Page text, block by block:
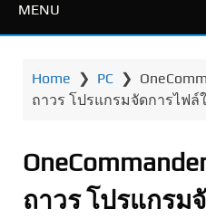
MENU
Home ❯ PC ❯
ถาวร โปรแกรมจัดการไฟล์
ถาวร โปรแกรม